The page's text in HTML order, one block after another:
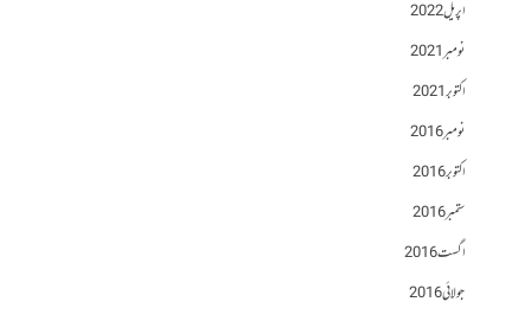
اپریل 2022
نومبر 2021
اکتوبر 2021
نومبر 2016
اکتوبر 2016
ستمبر 2016
اگست 2016
جولائی 2016